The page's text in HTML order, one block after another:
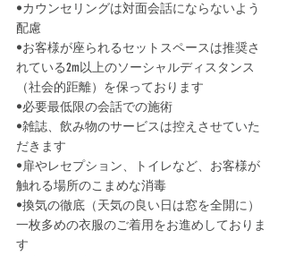
•カウンセリングは対面会話にならないよう
配慮﻿
•お客様が座られるセットスペースは推奨さ
れている2m以上のソーシャルディスタンス
（社会的距離）を保っております﻿
•必要最低限の会話での施術
•雑誌、飲み物のサービスは控えさせていた
だきます
•扉やレセプション、トイレなど、お客様が
触れる場所のこまめな消毒
•換気の徹底（天気の良い日は窓を全開に）﻿
一枚多めの衣服のご着用をお進めしておりま
す